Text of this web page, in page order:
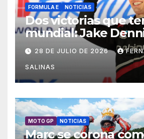
FORMULA E NOTICIAS
Dos victorias que
mundial: Jake
28 DE JULIO DE 2026
SALINAS
MOTO GP NOTICIAS
Marc se corona